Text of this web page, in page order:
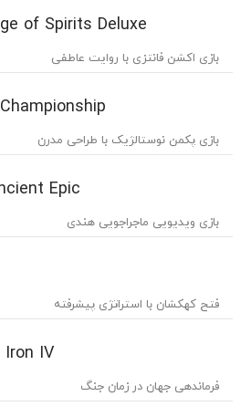
of Spirits Deluxe
بازی اکشن فانتزی با روایت عاطفی
بازی پکمن نوستالژیک با طراحی مدرن
Epic
بازی ویدیویی ماجراجویی هندی
فتح کهکشان با استراتژی پیشرفته
IV
فرماندهی جهان در زمان جنگ